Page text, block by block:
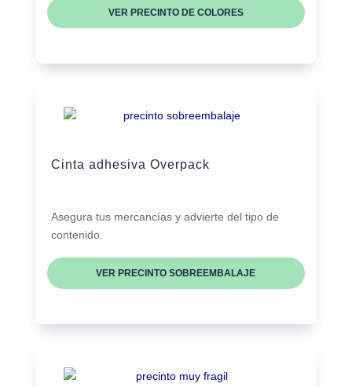
VER PRECINTO DE COLORES
Cinta adhesiva Overpack
Asegura tus mercancías y advierte del tipo de
contenido.
VER PRECINTO SOBREEMBALAJE